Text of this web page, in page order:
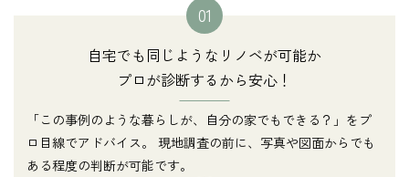
01
自宅でも同じようなリノベが可能か
プロが診断するから安心！
「この事例のような暮らしが、自分の家でもできる？」をプ
ロ目線でアドバイス。 現地調査の前に、写真や図面からでも
ある程度の判断が可能です。